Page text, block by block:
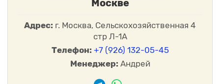
Москве
Адрес: г. Москва, Сельскохозяйственная 4
стр Л-1А
Телефон: +7 (926) 132-05-45
Менеджер: Андрей